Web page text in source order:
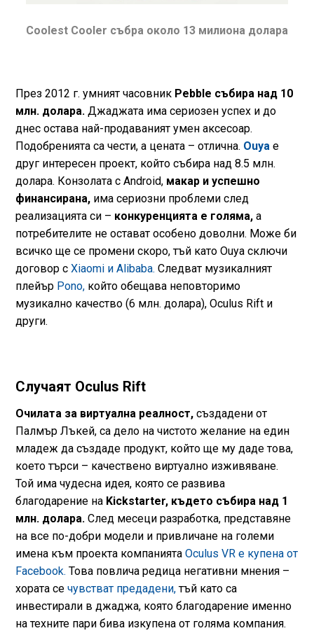
Coolest Cooler събра около 13 милиона долара
През 2012 г. умният часовник Pebble събира над 10
млн. долара. Джаджата има сериозен успех и до
днес остава най-продаваният умен аксесоар.
Подобренията са чести, а цената – отлична. Ouya е
друг интересен проект, който събира над 8.5 млн.
долара. Конзолата с Android,макар и успешно
финансирана,има сериозни проблеми след
реализацията си – конкуренцията е голяма,а
потребителите не остават особено доволни. Може би
всичко ще се промени скоро, тъй като Ouya сключи
договор с Xiaomi и Alibaba. Следват музикалният
плейър Pono,който обещава неповторимо
музикално качество (6 млн. долара), Oculus Rift и
други.
Случаят Oculus Rift
Очилата за виртуална реалност, създадени от
Палмър Лъкей, са дело на чистото желание на един
младеж да създаде продукт, който ще му даде това,
което търси – качествено виртуално изживяване.
Той има чудесна идея, която се развива
благодарение на Kickstarter, където събира над 1
млн. долара. След месеци разработка, представяне
на все по-добри модели и привличане на големи
имена към проекта компанията Oculus VR е купена от
Facebook. Това повлича редица негативни мнения –
хората се чувстват предадени,тъй като са
инвестирали в джаджа, която благодарение именно
на техните пари бива изкупена от голяма компания.